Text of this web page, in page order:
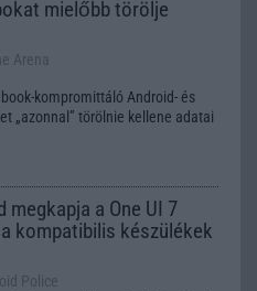
mielőbb törölje
Arena
kompromittáló Android- és
„azonnal” törölnie kellene adatai
megkapja a One UI 7
kompatibilis készülékek
Police